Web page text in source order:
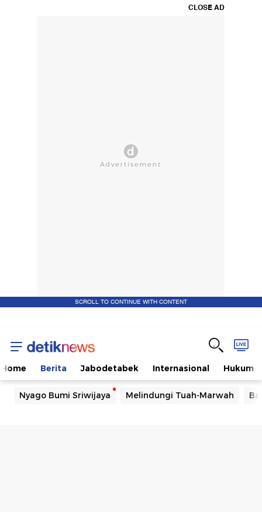
CLOSE AD
SCROLL TO CONTINUE WITH CONTENT
Home Berita Jabodetabek Internasional Hukum
Nyago Bumi Sriwijaya Melindungi Tuah-Marwah